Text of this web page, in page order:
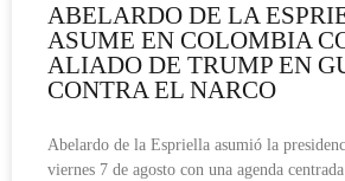
ABELARDO DE LA
ASUME EN COLOMBIA
ALIADO DE TRUMP EN
CONTRA EL NARCO
Abelardo de la Espriella asumió la
viernes 7 de agosto con una agenda